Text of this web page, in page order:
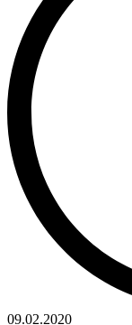
09.02.2020